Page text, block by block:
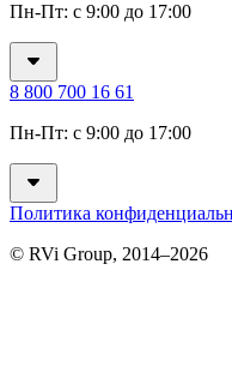
Пн-Пт: с 9:00 до 17:00
8 800 700 16 61
Пн-Пт: с 9:00 до 17:00
Политика
© RVi Group, 2014–2026